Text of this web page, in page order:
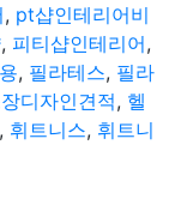
, pt샵인테리어비
, 피티샵인테리어,
, 필라테스, 필라
디자인견적, 헬
, 휘트니스, 휘트니